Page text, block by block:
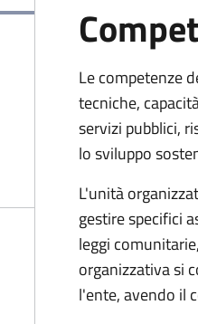
Le competenze
tecniche,
servizi pubblici,
lo sviluppo
L'unità
gestire specifici
leggi
organizzativa si
l'ente, avendo il